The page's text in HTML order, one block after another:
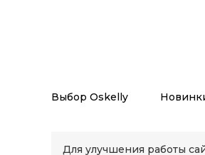
Выбор Oskelly
Для улучшения работы